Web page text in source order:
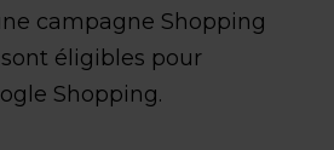
campagne Shopping
éligibles pour
Shopping.